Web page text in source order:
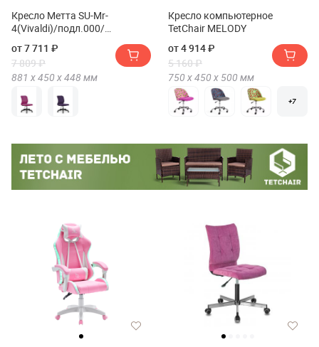
Кресло Метта SU-Mr-
4(Vivaldi)/подл.000/
4(Vivaldi)/подл.000/осн.005)
от 7 711 ₽
7 809 ₽
881 х450 х448мм
Кресло компьютерное
TetChair MELODY
от 4 914 ₽
5 160 ₽
750 х450 х 500 мм
+7